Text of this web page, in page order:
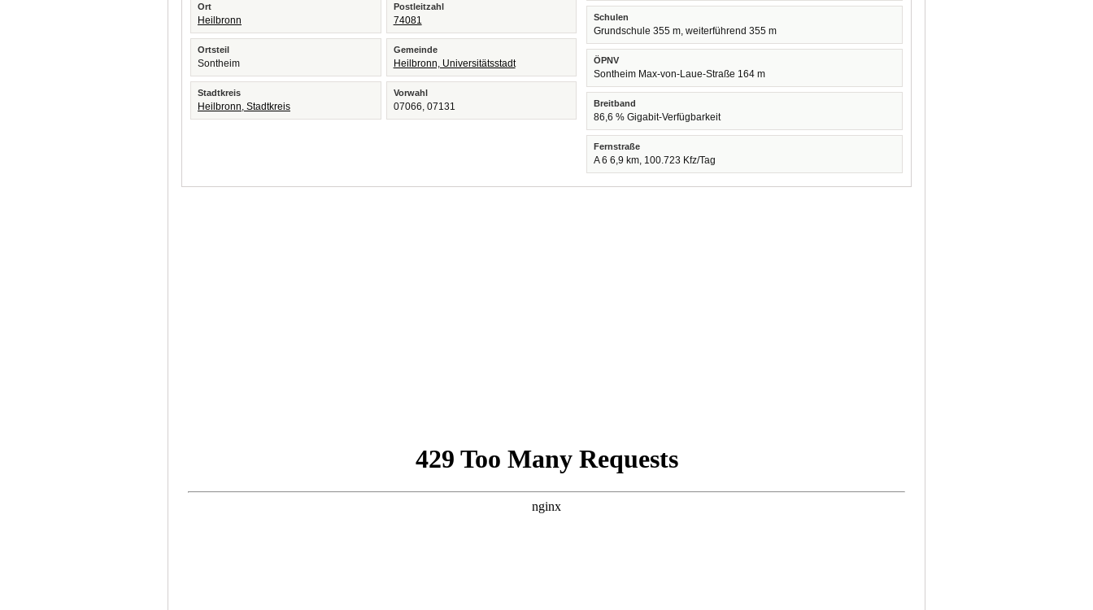
Ort
Heilbronn
Postleitzahl
74081
Ortsteil
Sontheim
Gemeinde
Heilbronn, Universitätsstadt
Stadtkreis
Heilbronn, Stadtkreis
Vorwahl
07066, 07131
Schulen
Grundschule 355 m, weiterführend 355 m
ÖPNV
Sontheim Max-von-Laue-Straße 164 m
Breitband
86,6 % Gigabit-Verfügbarkeit
Fernstraße
A 6 6,9 km, 100.723 Kfz/Tag